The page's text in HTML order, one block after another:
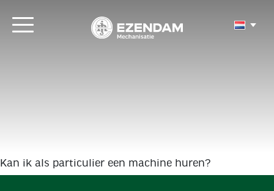
Kan ik als particulier een machine huren?